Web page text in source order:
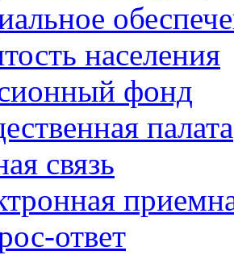
населения
фонд
палата
связь
ответ